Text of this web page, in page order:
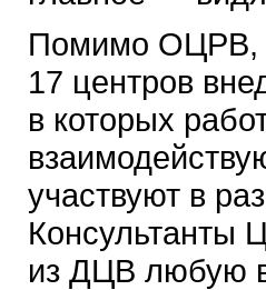
Помимо ОЦРВ,
17 центров
в которых
участвуют в
Консультанты
из ДЦВ любую